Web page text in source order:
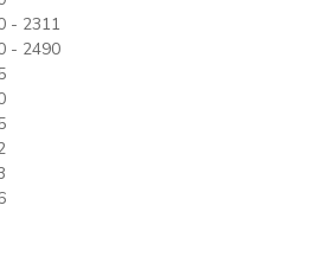
- 2311
- 2490